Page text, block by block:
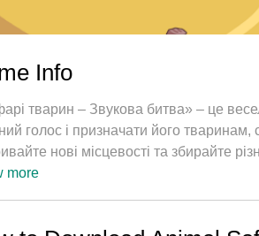
Info
тварин – Звукова битва» – це
голос і призначати його тваринам,
нові місцевості та збирайте
more